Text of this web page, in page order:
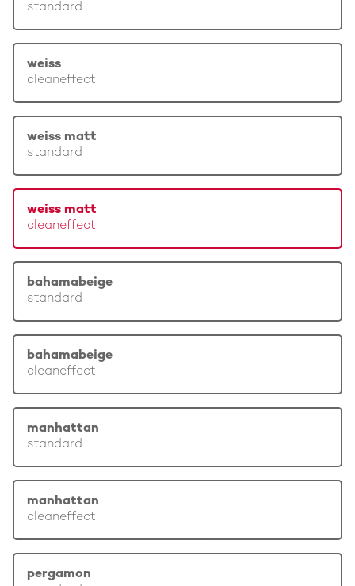
standard
weiss
cleaneffect
weiss matt
standard
weiss matt
cleaneffect
bahamabeige
standard
bahamabeige
cleaneffect
manhattan
standard
manhattan
cleaneffect
pergamon